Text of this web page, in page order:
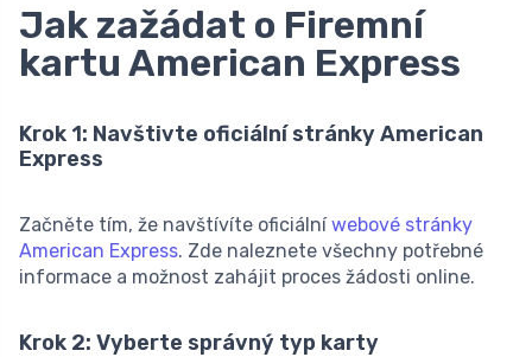
Jak zažádat o Firemní
kartu American Express
Krok 1: Navštivte oficiální stránky American
Express
Začněte tím, že navštívíte oficiálníwebové stránky
American Express. Zde naleznete všechny potřebné
informace a možnost zahájit proces žádosti online.
Krok 2: Vyberte správný typ karty